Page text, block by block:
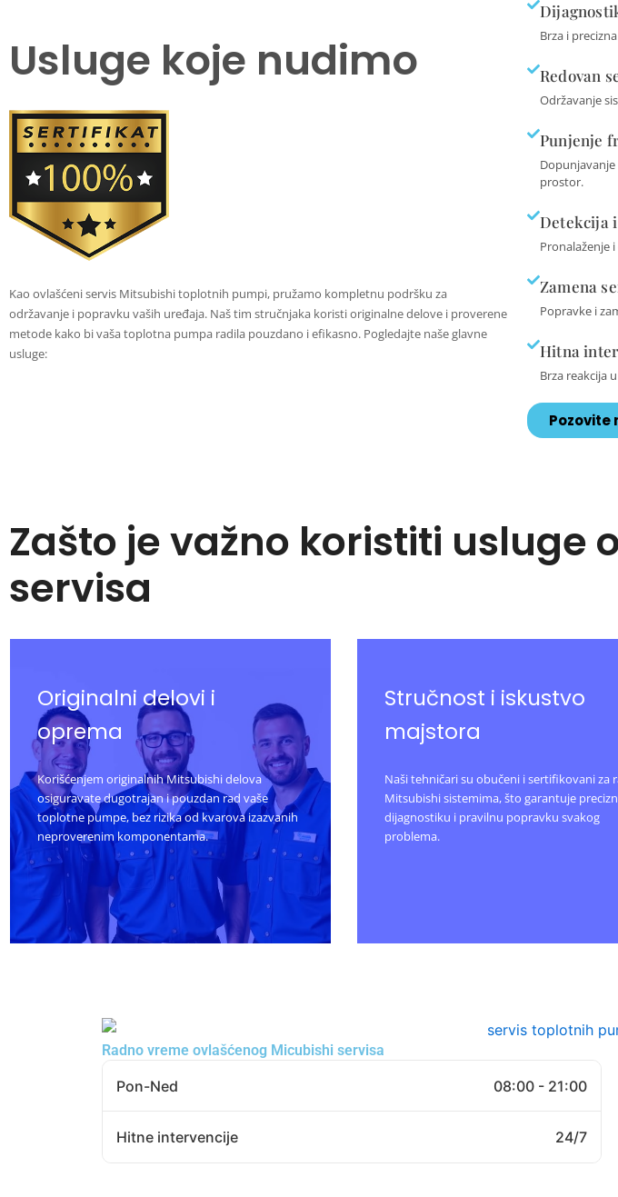
Usluge koje nudimo
Kao ovlašćeni servis Mitsubishi toplotnih pumpi, pružamo kompletnu podršku za
održavanje i popravku vaših uređaja. Naš tim stručnjaka koristi originalne delove i proverene
metode kako bi vaša toplotna pumpa radila pouzdano i efikasno. Pogledajte naše glavne
usluge:
Brza i
Redovan
Održavanje
Punjenje
prostor.
Detekcija
Pronalaženje
Zamena
Popravke i
Hitna
Brza reakcija
Zašto je važno koristiti usluge
servisa
Originalni delovi i
oprema
Korišćenjem originalnih Mitsubishi delova
osiguravate dugotrajan i pouzdan rad vaše
toplotne pumpe, bez rizika od kvarova izazvanih
neproverenim komponentama.
Stručnost i iskustvo
majstora
Naši tehničari su obučeni i sertifikovani za
Mitsubishi sistemima, što garantuje
dijagnostiku i pravilnu popravku svakog
problema.
Radno vreme ovlašćenog Micubishi servisa
Pon-Ned 08:00 - 21:00
Hitne intervencije 24/7